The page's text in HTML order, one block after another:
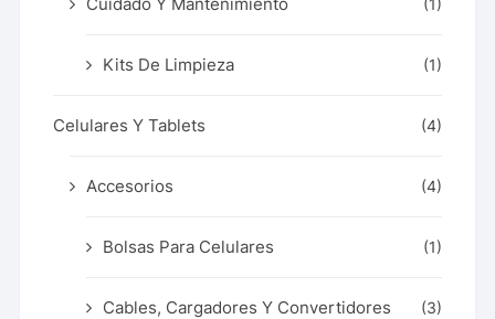
(1)
Kits De Limpieza (1)
Celulares Y Tablets (4)
Accesorios (4)
Bolsas Para Celulares (1)
Cables, Cargadores Y Convertidores (3)